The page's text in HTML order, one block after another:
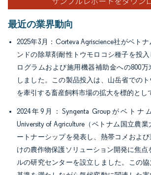
最近の業界動向
2025年3月：Corteva Agriscience社がベト
ンドの除草剤耐性トウモロコシ種子を投
ログラムおよび施用機器補助金への800
しました。この製品投入は、山岳省での
を牽引する畜産飼料市場の拡大を標的とし
2024年9月：Syngenta Groupがベトナム
University of Agriculture（ベトナム国立農
ートナーシップを発表し、熱帯コメおよ
けの農作物保護ソリューション開発に焦点
ルの研究センターを設立しました。この